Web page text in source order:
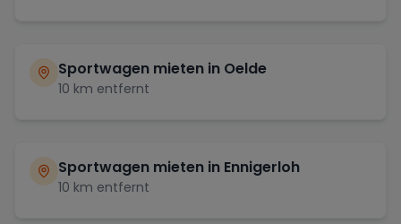
Sportwagen mieten in Oelde
10 km entfernt
Sportwagen mieten in Ennigerloh
10 km entfernt